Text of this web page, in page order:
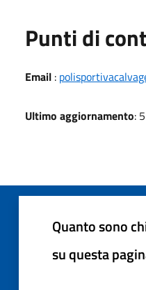
Punti di
Email :
Ultimo aggiornamento:
Quanto sono
su questa